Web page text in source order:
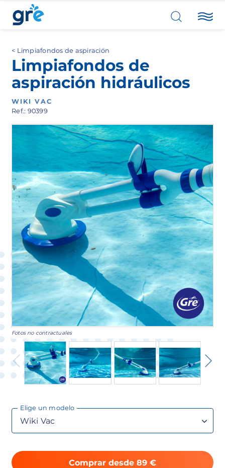
Limpiafondos de aspiración
Limpiafondos de
aspiración hidráulicos
WIKI VAC
Ref.: 90399
Fotos no contractuales
Elige un modelo
Comprar desde 89 €